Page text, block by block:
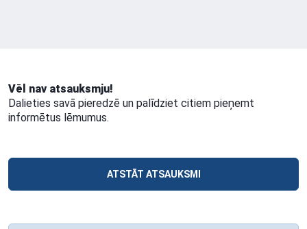
Vēl nav atsauksmju!
Dalieties savā pieredzē un palīdziet citiem pieņemt
informētus lēmumus.
ATSTĀT ATSAUKSMI